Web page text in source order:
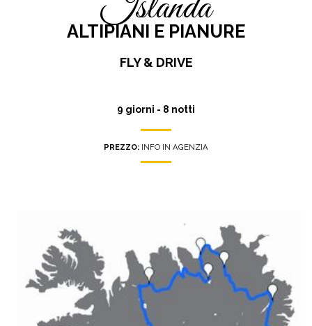
ALTIPIANI E PIANURE
FLY & DRIVE
9 giorni - 8 notti
PREZZO: INFO IN AGENZIA